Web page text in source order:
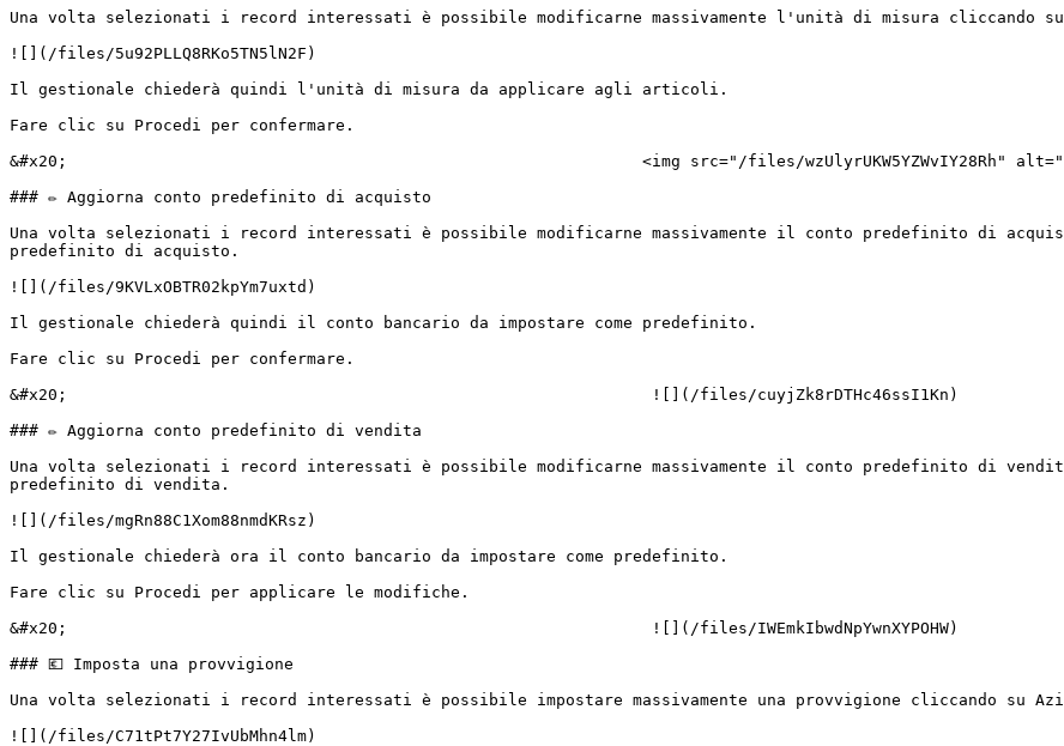
Una volta selezionati i record interessati è possibile modificarne massivamente l'unità di misura cliccando
![](/files/5u92PLLQ8RKo5TN5lN2F)
Il gestionale chiederà quindi l'unità di misura da applicare agli articoli.
Fare clic su Procedi per confermare.
&#x20;                                                            <img src="/files/wzUlyrUKW5YZWvIY28Rh" alt=""
### ✏️ Aggiorna conto predefinito di acquisto
Una volta selezionati i record interessati è possibile modificarne massivamente il conto predefinito di
predefinito di acquisto.
![](/files/9KVLxOBTR02kpYm7uxtd)
Il gestionale chiederà quindi il conto bancario da impostare come predefinito.
Fare clic su Procedi per confermare.
&#x20;                                                             ![](/files/cuyjZk8rDTHc46ssI1Kn)
### ✏️ Aggiorna conto predefinito di vendita
Una volta selezionati i record interessati è possibile modificarne massivamente il conto predefinito di
predefinito di vendita.
![](/files/mgRn88C1Xom88nmdKRsz)
Il gestionale chiederà ora il conto bancario da impostare come predefinito.
Fare clic su Procedi per applicare le modifiche.
&#x20;                                                             ![](/files/IWEmkIbwdNpYwnXYPOHW)
### 💶 Imposta una provvigione
Una volta selezionati i record interessati è possibile impostare massivamente una provvigione cliccando su
![](/files/C71tPt7Y27IvUbMhn4lm)